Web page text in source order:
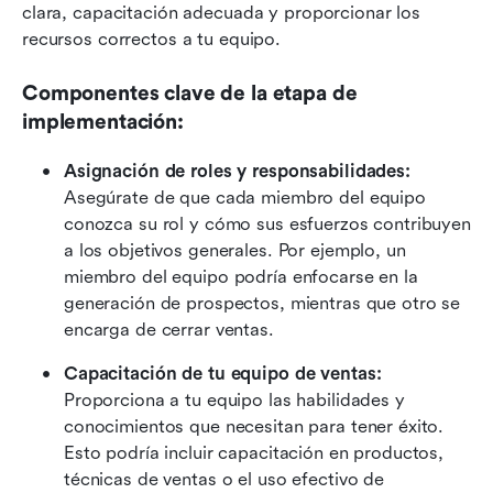
clara, capacitación adecuada y proporcionar los
recursos correctos a tu equipo.
Componentes clave de la etapa de
implementación:
Asignación de roles y responsabilidades:
Asegúrate de que cada miembro del equipo
conozca su rol y cómo sus esfuerzos contribuyen
a los objetivos generales. Por ejemplo, un
miembro del equipo podría enfocarse en la
generación de prospectos, mientras que otro se
encarga de cerrar ventas.
Capacitación de tu equipo de ventas:
Proporciona a tu equipo las habilidades y
conocimientos que necesitan para tener éxito.
Esto podría incluir capacitación en productos,
técnicas de ventas o el uso efectivo de